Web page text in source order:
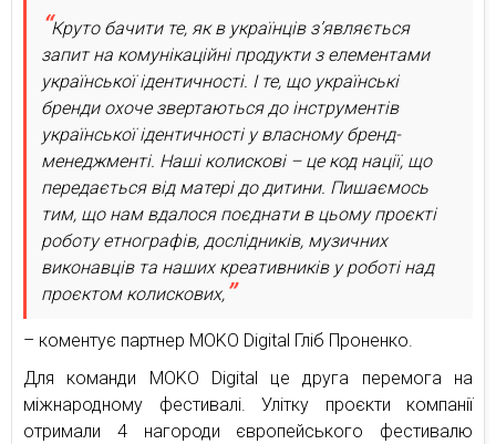
Круто бачити те, як в українців з’являється
запит на комунікаційні продукти з елементами
української ідентичності. І те, що українські
бренди охоче звертаються до інструментів
української ідентичності у власному бренд-
менеджменті. Наші колискові – це код нації, що
передається від матері до дитини. Пишаємось
тим, що нам вдалося поєднати в цьому проєкті
роботу етнографів, дослідників, музичних
виконавців та наших креативників у роботі над
проєктом колискових,
– коментує партнер MOKO Digital Гліб Проненко.
Для команди MOKO Digital це друга перемога на
міжнародному фестивалі. Улітку проєкти компанії
отримали 4 нагороди європейського фестивалю